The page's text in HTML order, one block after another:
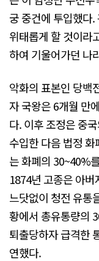
궁 중건에 투입했다
위태롭게 할 것이라
하여 기울어가던 나
악화의 표본인 당백
자 국왕은 6개월 만
다. 이후 조정은 중
수입한 다음 법정
는 화폐의 30~40%
1874년 고종은 아
느닷없이 청전 유통
황에서 총유통량의
퇴출당하자 급격한
연했다.